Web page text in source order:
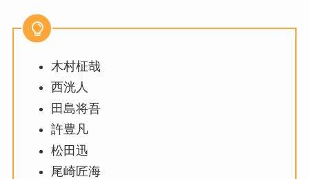
木村柾哉
西洸人
田島将吾
許豊凡
松田迅
尾崎匠海